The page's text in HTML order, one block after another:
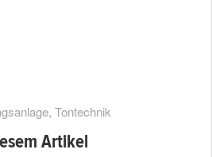
, Tontechnik
Artikel